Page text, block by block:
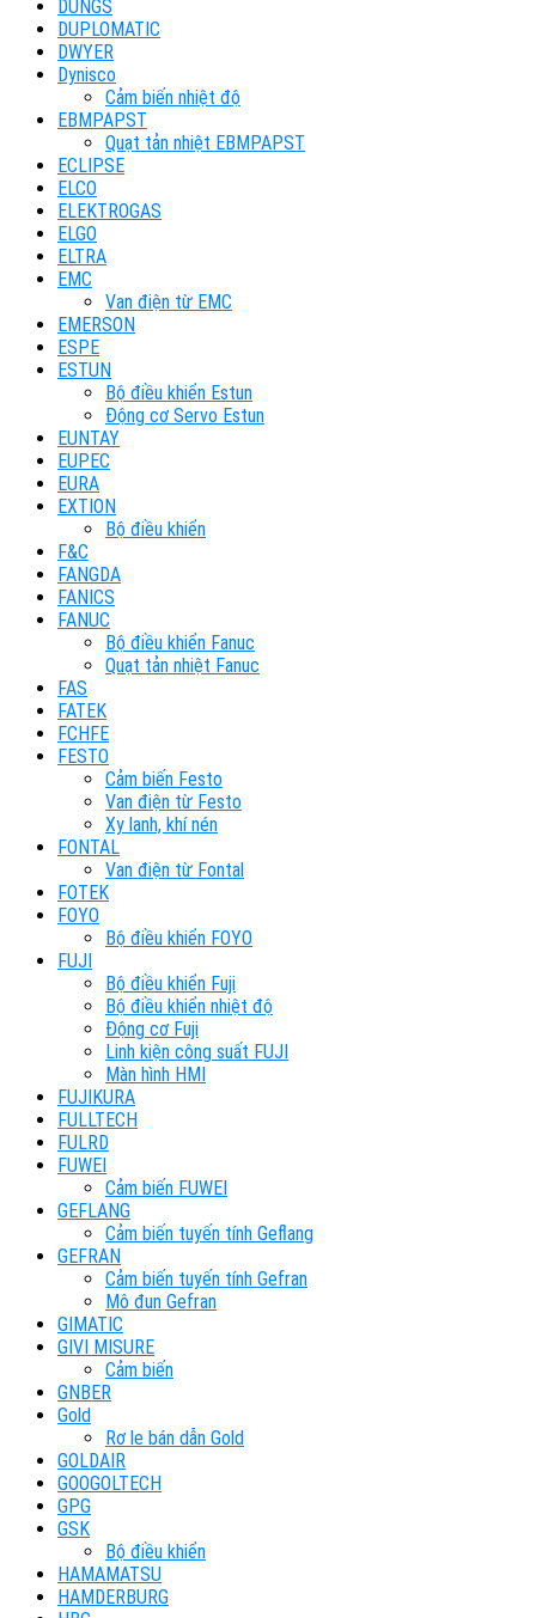
DUNGS
DUPLOMATIC
DWYER
Dynisco
Cảm biến nhiệt độ
EBMPAPST
Quạt tản nhiệt EBMPAPST
ECLIPSE
ELCO
ELEKTROGAS
ELGO
ELTRA
EMC
Van điện từ EMC
EMERSON
ESPE
ESTUN
Bộ điều khiển Estun
Động cơ Servo Estun
EUNTAY
EUPEC
EURA
EXTION
Bộ điều khiển
F&C
FANGDA
FANICS
FANUC
Bộ điều khiển Fanuc
Quạt tản nhiệt Fanuc
FAS
FATEK
FCHFE
FESTO
Cảm biến Festo
Van điện từ Festo
Xy lanh, khí nén
FONTAL
Van điện từ Fontal
FOTEK
FOYO
Bộ điều khiển FOYO
FUJI
Bộ điều khiển Fuji
Bộ điều khiển nhiệt độ
Động cơ Fuji
Linh kiện công suất FUJI
Màn hình HMI
FUJIKURA
FULLTECH
FULRD
FUWEI
Cảm biến FUWEI
GEFLANG
Cảm biến tuyến tính Geflang
GEFRAN
Cảm biến tuyến tính Gefran
Mô đun Gefran
GIMATIC
GIVI MISURE
Cảm biến
GNBER
Gold
Rơ le bán dẫn Gold
GOLDAIR
GOOGOLTECH
GPG
GSK
Bộ điều khiển
HAMAMATSU
HAMDERBURG